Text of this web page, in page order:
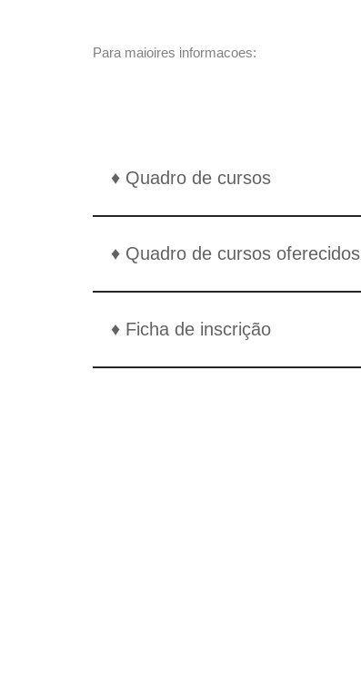
Para maioires informacoes:
♦ Quadro de cursos
♦ Quadro de cursos oferecidos
♦ Ficha de inscrição